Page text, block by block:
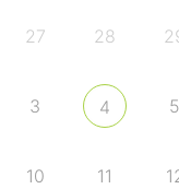
27 28
3 4 5
10 11